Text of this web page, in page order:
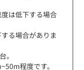
は低下する場合
る場合がありま
。
程度です。